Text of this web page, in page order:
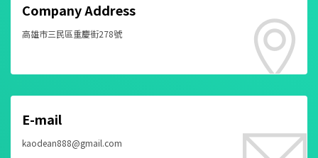
Company Address
高雄市三民區重慶街278號
E-mail
kaodean888@gmail.com